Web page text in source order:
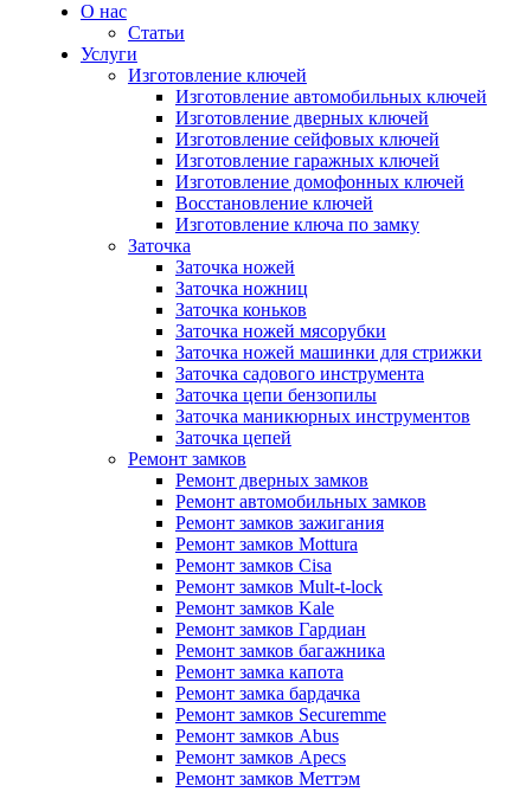
О нас
Статьи
Услуги
Изготовление ключей
Изготовление автомобильных ключей
Изготовление дверных ключей
Изготовление сейфовых ключей
Изготовление гаражных ключей
Изготовление домофонных ключей
Восстановление ключей
Изготовление ключа по замку
Заточка
Заточка ножей
Заточка ножниц
Заточка коньков
Заточка ножей мясорубки
Заточка ножей машинки для стрижки
Заточка садового инструмента
Заточка цепи бензопилы
Заточка маникюрных инструментов
Заточка цепей
Ремонт замков
Ремонт дверных замков
Ремонт автомобильных замков
Ремонт замков зажигания
Ремонт замков Mottura
Ремонт замков Cisa
Ремонт замков Mult-t-lock
Ремонт замков Kale
Ремонт замков Гардиан
Ремонт замков багажника
Ремонт замка капота
Ремонт замка бардачка
Ремонт замков Securemme
Ремонт замков Abus
Ремонт замков Apecs
Ремонт замков Меттэм